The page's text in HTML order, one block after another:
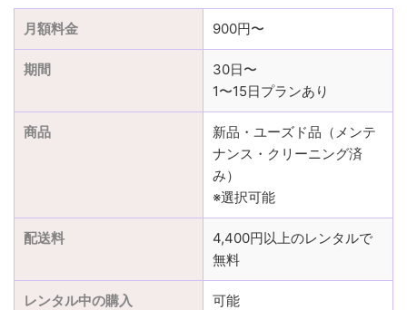
月額料金 900円〜
期間
30日〜
1〜15日プランあり
商品
新品・ユーズド品（メンテ
ナンス・クリーニング済
み）
※選択可能
配送料
4,400円以上のレンタルで
無料
レンタル中の購入 可能